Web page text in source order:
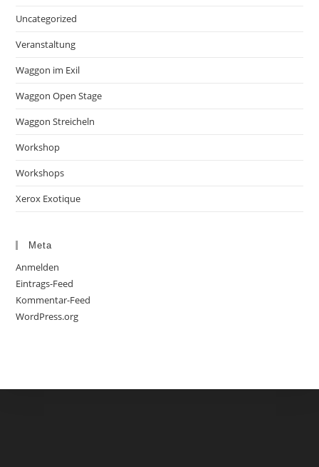
Uncategorized
Veranstaltung
Waggon im Exil
Waggon Open Stage
Waggon Streicheln
Workshop
Workshops
Xerox Exotique
Meta
Anmelden
Eintrags-Feed
Kommentar-Feed
WordPress.org